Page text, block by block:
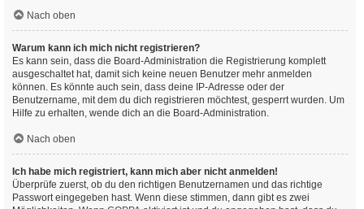
Nach oben
Warum kann ich mich nicht registrieren?
Es kann sein, dass die Board-Administration die Registrierung komplett
ausgeschaltet hat, damit sich keine neuen Benutzer mehr anmelden
können. Es könnte auch sein, dass deine IP-Adresse oder der
Benutzername, mit dem du dich registrieren möchtest, gesperrt wurden. Um
Hilfe zu erhalten, wende dich an die Board-Administration.
Nach oben
Ich habe mich registriert, kann mich aber nicht anmelden!
Überprüfe zuerst, ob du den richtigen Benutzernamen und das richtige
Passwort eingegeben hast. Wenn diese stimmen, dann gibt es zwei